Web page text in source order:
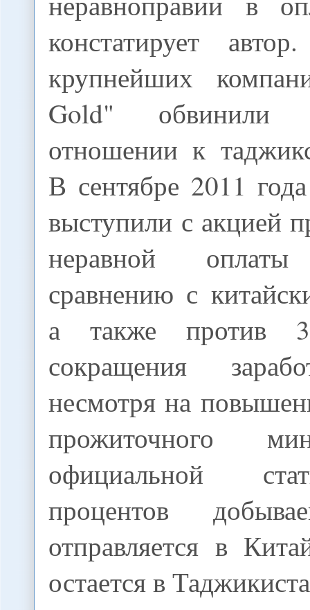
констатирует
крупнейших
Gold" обвинили
отношении к
В сентябре 2011
выступили с акцией
неравной
сравнению с
а также против
сокращения
несмотря на
прожиточного
официальной
процентов
отправляется в
остается в